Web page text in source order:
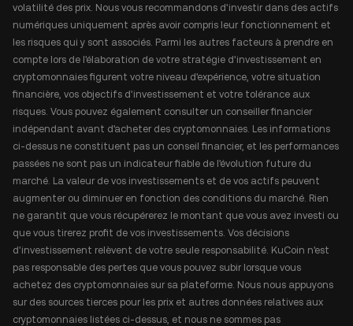
volatilité des prix. Nous vous recommandons d'investir dans des actifs
numériques uniquement après avoir compris leur fonctionnement et
les risques qui y sont associés. Parmi les autres facteurs à prendre en
compte lors de l'élaboration de votre stratégie d'investissement en
cryptomonnaies figurent votre niveau d'expérience, votre situation
financière, vos objectifs d'investissement et votre tolérance aux
risques. Vous pouvez également consulter un conseiller financier
indépendant avant d'acheter des cryptomonnaies. Les informations
ci-dessus ne constituent pas un conseil financier, et les performances
passées ne sont pas un indicateur fiable de l'évolution future du
marché. La valeur de vos investissements et de vos actifs peuvent
augmenter ou diminuer en fonction des conditions du marché. Rien
ne garantit que vous récupérerez le montant que vous avez investi ou
que vous tirerez profit de vos investissements. Vos décisions
d'investissement relèvent de votre seule responsabilité. KuCoin n'est
pas responsable des pertes que vous pouvez subir lorsque vous
achetez des cryptomonnaies sur sa plateforme. Nous nous appuyons
sur des sources tierces pour les prix et autres données relatives aux
cryptomonnaies listées ci-dessus, et nous ne sommes pas